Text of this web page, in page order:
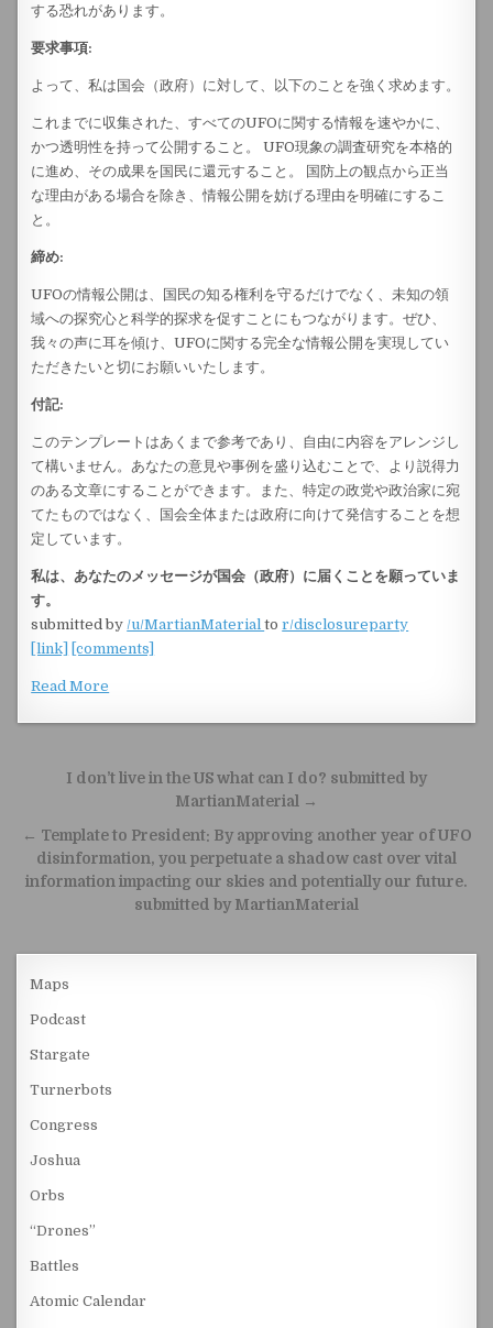
する恐れがあります。
要求事項:
よって、私は国会（政府）に対して、以下のことを強く求めます。
これまでに収集された、すべてのUFOに関する情報を速やかに、
かつ透明性を持って公開すること。 UFO現象の調査研究を本格的
に進め、その成果を国民に還元すること。 国防上の観点から正当
な理由がある場合を除き、情報公開を妨げる理由を明確にするこ
と。
締め:
UFOの情報公開は、国民の知る権利を守るだけでなく、未知の領
域への探究心と科学的探求を促すことにもつながります。ぜひ、
我々の声に耳を傾け、UFOに関する完全な情報公開を実現してい
ただきたいと切にお願いいたします。
付記:
このテンプレートはあくまで参考であり、自由に内容をアレンジし
て構いません。あなたの意見や事例を盛り込むことで、より説得力
のある文章にすることができます。また、特定の政党や政治家に宛
てたものではなく、国会全体または政府に向けて発信することを想
定しています。
私は、あなたのメッセージが国会（政府）に届くことを願っていま
す。
submitted by /u/MartianMaterialtor/disclosureparty
[link] [comments]
Read More
Post navigation
I don’t live in the US what can I do? submitted by
MartianMaterial →
← Template to President: By approving another year of UFO
disinformation, you perpetuate a shadow cast over vital
information impacting our skies and potentially our future.
submitted by MartianMaterial
Maps
Podcast
Stargate
Turnerbots
Congress
Joshua
Orbs
“Drones”
Battles
Atomic Calendar